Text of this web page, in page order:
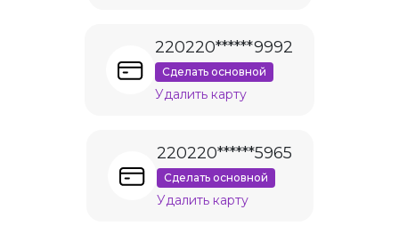
220220******9992
Сделать основной
Удалить карту
220220******5965
Сделать основной
Удалить карту